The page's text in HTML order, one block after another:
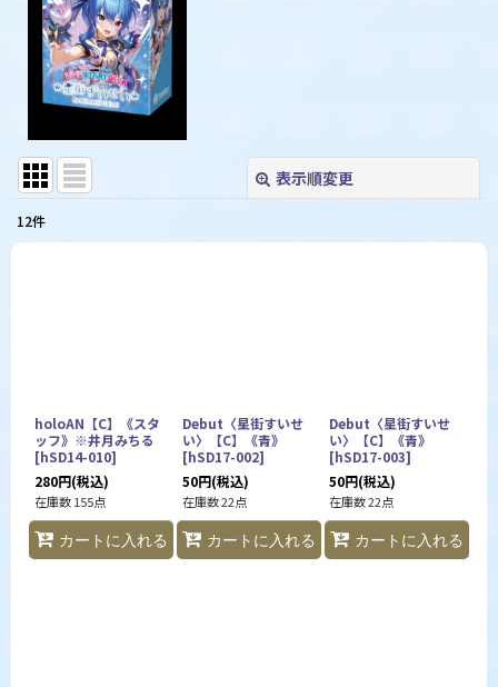
表示順変更
表示数:
12件
holoAN【C】《スタ
ッフ》※井月みちる
[hSD14-010]
280円(税込)
在庫数 155点
カートに入れる
Debut〈星街すいせ
い〉【C】《青》
[hSD17-002]
50円(税込)
在庫数 22点
カートに入れる
Debut〈星街すいせ
い〉【C】《青》
[hSD17-003]
50円(税込)
在庫数 22点
カートに入れる